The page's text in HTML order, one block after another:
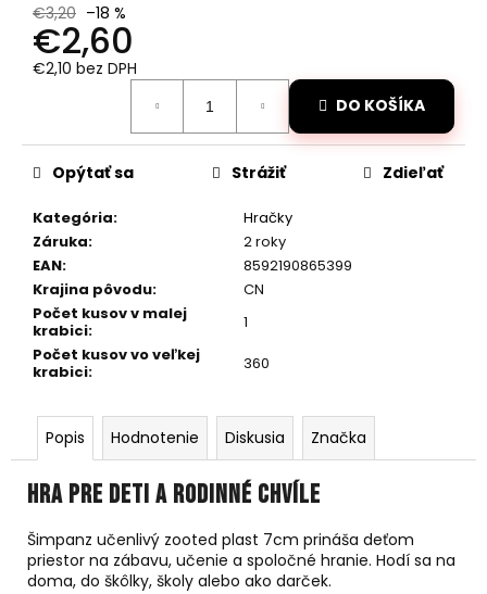
€3,20 –18 %
€2,60
€2,10 bez DPH
DO KOŠÍKA
Kategória:
Hračky
Záruka:
2 roky
EAN:
8592190865399
Krajina pôvodu:
CN
Počet kusov v malej
krabici:
1
Počet kusov vo veľkej
krabici: 360
Opýtať sa Strážiť Zdieľať
Popis Hodnotenie Diskusia Značka
Hra pre deti a rodinné chvíle
Šimpanz učenlivý zooted plast 7cm prináša deťom
priestor na zábavu, učenie a spoločné hranie. Hodí sa na
doma, do škôlky, školy alebo ako darček.
m
VODOTESNÉ
RC
MZ-
SHARK
1/10
MODRÉ
€111
Pôvodne:
€135